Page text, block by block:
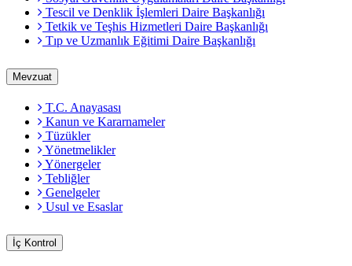
Tescil ve Denklik İşlemleri Daire Başkanlığı
Tetkik ve Teşhis Hizmetleri Daire Başkanlığı
Tıp ve Uzmanlık Eğitimi Daire Başkanlığı
Mevzuat
T.C. Anayasası
Kanun ve Kararnameler
Tüzükler
Yönetmelikler
Yönergeler
Tebliğler
Genelgeler
Usul ve Esaslar
İç Kontrol